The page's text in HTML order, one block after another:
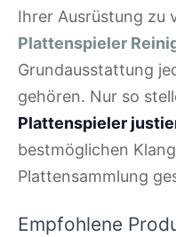
Ihrer Ausrüstung zu
Plattenspieler
Grundausstattung
gehören. Nur so
Plattenspieler
bestmöglichen
Plattensammlung
Empfohlene